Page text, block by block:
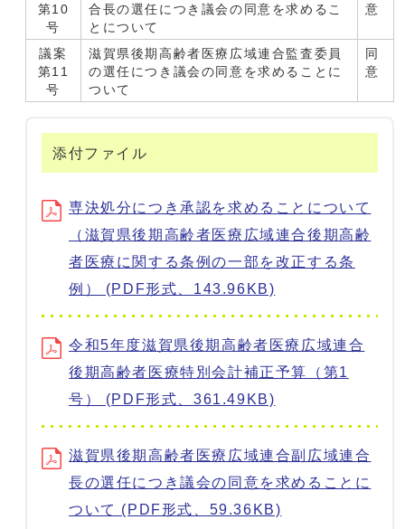
第10
号
合長の選任につき議会の同意を求めるこ
とについて
意
議案
第11
号
滋賀県後期高齢者医療広域連合監査委員
の選任につき議会の同意を求めることに
ついて
同
意
添付ファイル
専決処分につき承認を求めることについて
（滋賀県後期高齢者医療広域連合後期高齢
者医療に関する条例の一部を改正する条
例） (PDF形式、143.96KB)
令和5年度滋賀県後期高齢者医療広域連合
後期高齢者医療特別会計補正予算（第1
号） (PDF形式、361.49KB)
滋賀県後期高齢者医療広域連合副広域連合
長の選任につき議会の同意を求めることに
ついて (PDF形式、59.36KB)